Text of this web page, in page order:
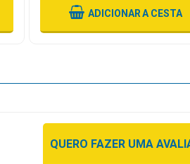
ADICIONARA CESTA
QUERO FAZER UMA